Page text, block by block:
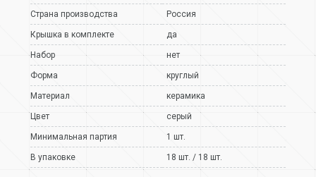
Страна производства Россия
Крышка в комплекте да
Набор нет
Форма круглый
Материал керамика
Цвет серый
Минимальная партия 1 шт.
В упаковке 18 шт. / 18 шт.